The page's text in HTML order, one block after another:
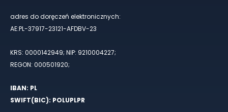
adres do doręczeń elektronicznych:
AE:PL-37917-23121-AFDBV-23
KRS: 0000142949; NIP: 9210004227;
REGON: 000501920;
IBAN: PL
SWIFT(BIC): POLUPLPR